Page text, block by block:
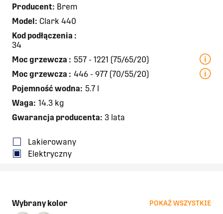
Producent: Brem
Model: Clark 440
Kod podłączenia :
34
Moc grzewcza : 557 - 1221 (75/65/20)
Moc grzewcza : 446 - 977 (70/55/20)
Pojemność wodna: 5.7 l
Waga: 14.3 kg
Gwarancja producenta: 3 lata
Lakierowany
Elektryczny
Wybrany kolor POKAŻ WSZYSTKIE